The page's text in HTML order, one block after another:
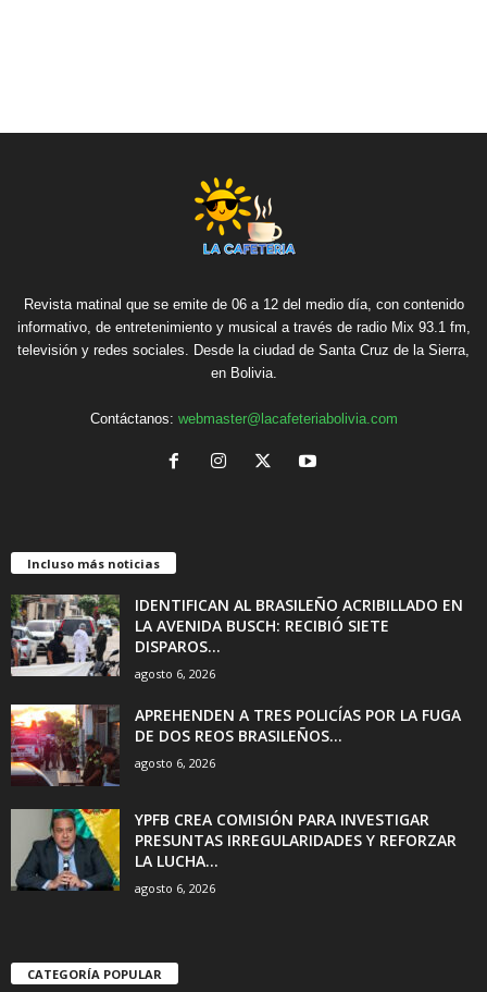
Revista matinal que se emite de 06 a 12 del medio día, con contenido
informativo, de entretenimiento y musical a través de radio Mix 93.1 fm,
televisión y redes sociales. Desde la ciudad de Santa Cruz de la Sierra,
en Bolivia.
Contáctanos: webmaster@lacafeteriabolivia.com
Incluso más noticias
IDENTIFICAN AL BRASILEÑO ACRIBILLADO EN
LA AVENIDA BUSCH: RECIBIÓ SIETE
DISPAROS...
agosto 6, 2026
APREHENDEN A TRES POLICÍAS POR LA FUGA
DE DOS REOS BRASILEÑOS...
agosto 6, 2026
YPFB CREA COMISIÓN PARA INVESTIGAR
PRESUNTAS IRREGULARIDADES Y REFORZAR
LA LUCHA...
agosto 6, 2026
CATEGORÍA POPULAR